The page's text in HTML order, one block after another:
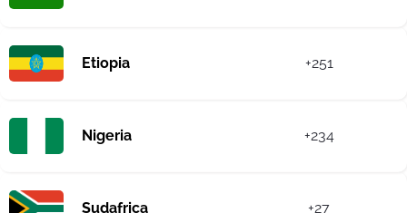
Etiopia +251
Nigeria +234
Sudafrica +27